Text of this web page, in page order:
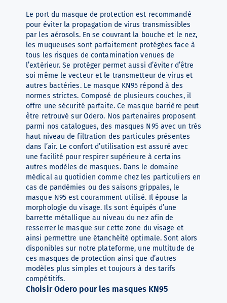
Le port du masque de protection est recommandé
pour éviter la propagation de virus transmissibles
par les aérosols. En se couvrant la bouche et le nez,
les muqueuses sont parfaitement protégées face à
tous les risques de contamination venues de
l’extérieur. Se protéger permet aussi d’éviter d’être
soi même le vecteur et le transmetteur de virus et
autres bactéries. Le masque KN95 répond à des
normes strictes. Composé de plusieurs couches, il
offre une sécurité parfaite. Ce masque barrière peut
être retrouvé sur Odero. Nos partenaires proposent
parmi nos catalogues, des masques N95 avec un très
haut niveau de filtration des particules présentes
dans l’air. Le confort d’utilisation est assuré avec
une facilité pour respirer supérieure à certains
autres modèles de masques. Dans le domaine
médical au quotidien comme chez les particuliers en
cas de pandémies ou des saisons grippales, le
masque N95 est couramment utilisé. Il épouse la
morphologie du visage. Ils sont équipés d’une
barrette métallique au niveau du nez afin de
resserrer le masque sur cette zone du visage et
ainsi permettre une étanchéité optimale. Sont alors
disponibles sur notre plateforme, une multitude de
ces masques de protection ainsi que d’autres
modèles plus simples et toujours à des tarifs
compétitifs.
Choisir Odero pour les masques KN95